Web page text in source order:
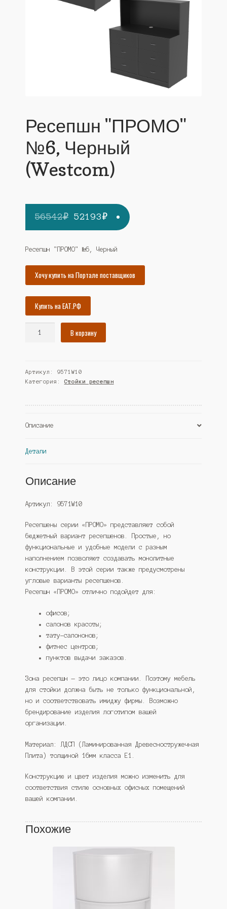
Ресепшн "ПРОМО"
№6, Черный
(Westcom)
56542₽ Первоначальная
цена
составляла
56542₽.
52193₽Текущая
цена:
52193₽.
Ресепшн "ПРОМО" №6, Черный
Хочу купить на Портале поставщиков
Купить на ЕАТ.РФ
№6,
Черный
В корзину
Артикул: 9571W10
Категория: Стойки ресепшн
Описание
Детали
Описание
Артикул: 9571W10
Ресепшены серии «ПРОМО» представляют собой
бюджетный вариант ресепшенов. Простые, но
функциональные и удобные модели с разным
наполнением позволяют создавать монолитные
конструкции. В этой серии также предусмотрены
угловые варианты ресепшенов.
Ресепшн «ПРОМО» отлично подойдет для:
офисов;
салонов красоты;
тату-салононов;
фитнес центров;
пунктов выдачи заказов.
Зона ресепшн — это лицо компании. Поэтому мебель
для стойки должна быть не только функциональной,
но и соответствовать имиджу фирмы. Возможно
брендирование изделия логотипом вашей
организации.
Материал: ЛДСП (Ламинированная Древесностружечная
Плита) толщиной 16мм класса Е1.
Конструкцию и цвет изделия можно изменить для
соответствия стилю основных офисных помещений
вашей компании.
Похожие